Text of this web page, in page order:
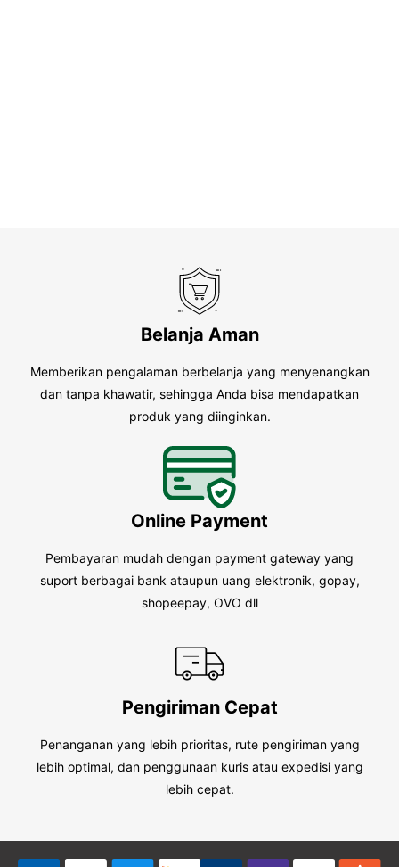
Belanja Aman
Memberikan pengalaman berbelanja yang menyenangkan
dan tanpa khawatir, sehingga Anda bisa mendapatkan
produk yang diinginkan.
Online Payment
Pembayaran mudah dengan payment gateway yang
suport berbagai bank ataupun uang elektronik, gopay,
shopeepay, OVO dll
Pengiriman Cepat
Penanganan yang lebih prioritas, rute pengiriman yang
lebih optimal, dan penggunaan kuris atau expedisi yang
lebih cepat.